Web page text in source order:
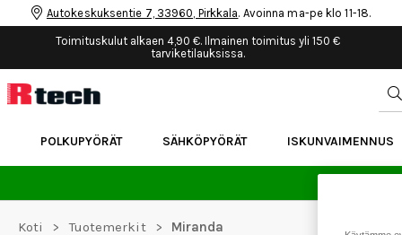
Autokeskuksentie 7, 33960, Pirkkala. Avoinna ma-pe klo 11-18.
Toimituskulut alkaen 4,90 €. Ilmainen toimitus yli 150 €
tarviketilauksissa.
POLKUPYÖRÄT SÄHKÖPYÖRÄT ISKUNVAIMENNUS
Koti > Tuotemerkit > Miranda